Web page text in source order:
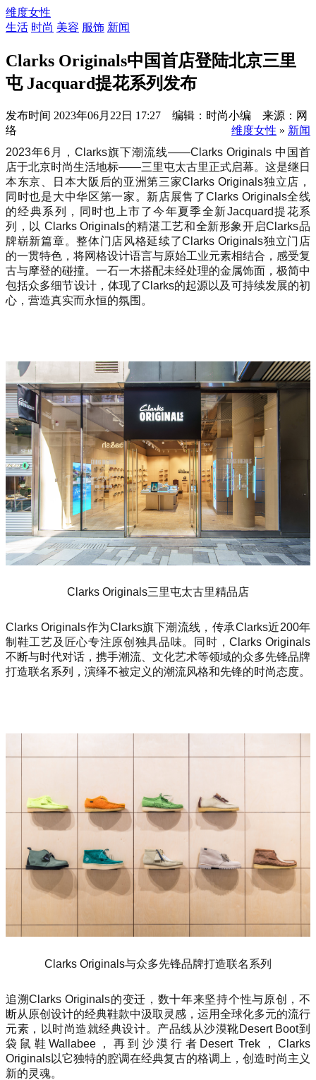
维度女性
生活 时尚 美容 服饰 新闻
Clarks Originals中国首店登陆北京三里
屯 Jacquard提花系列发布
发布时间 2023年06月22日 17:27 编辑：时尚小编 来源：网
络
维度女性 » 新闻
2023年6月，Clarks旗下潮流线——Clarks Originals 中国首
店于北京时尚生活地标——三里屯太古里正式启幕。这是继日
本东京、日本大阪后的亚洲第三家Clarks Originals独立店，
同时也是大中华区第一家。新店展售了Clarks Originals全线
的经典系列，同时也上市了今年夏季全新Jacquard提花系
列，以 Clarks Originals的精湛工艺和全新形象开启Clarks品
牌崭新篇章。整体门店风格延续了Clarks Originals独立门店
的一贯特色，将网格设计语言与原始工业元素相结合，感受复
古与摩登的碰撞。一石一木搭配未经处理的金属饰面，极简中
包括众多细节设计，体现了Clarks的起源以及可持续发展的初
心，营造真实而永恒的氛围。
Clarks Originals三里屯太古里精品店
Clarks Originals作为Clarks旗下潮流线，传承Clarks近200年
制鞋工艺及匠心专注原创独具品味。同时，Clarks Originals
不断与时代对话，携手潮流、文化艺术等领域的众多先锋品牌
打造联名系列，演绎不被定义的潮流风格和先锋的时尚态度。
Clarks Originals与众多先锋品牌打造联名系列
追溯Clarks Originals的变迁，数十年来坚持个性与原创，不
断从原创设计的经典鞋款中汲取灵感，运用全球化多元的流行
元素，以时尚造就经典设计。产品线从沙漠靴Desert Boot到
袋鼠鞋Wallabee，再到沙漠行者Desert Trek，Clarks
Originals以它独特的腔调在经典复古的格调上，创造时尚主义
新的灵魂。